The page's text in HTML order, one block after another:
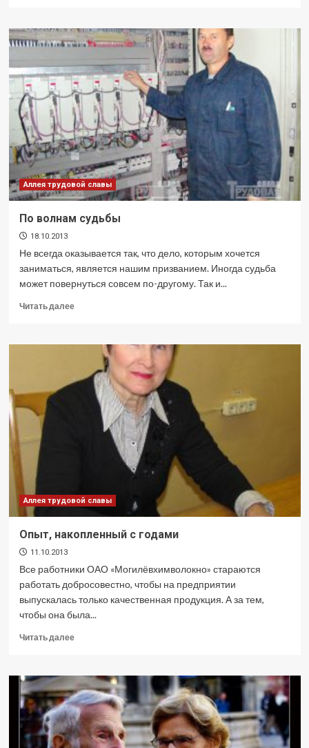
Сила
профсоюза
в
его
коллективе!
Аллея трудовой славы
По волнам судьбы
18.10.2013
Не всегда оказывается так, что дело, которым хочется
заниматься, является нашим призванием. Иногда судьба
может повернуться совсем по-другому. Так и...
Читать далееПрочитать
По
волнам
судьбы
Аллея трудовой славы
Опыт, накопленный с годами
11.10.2013
Все работники ОАО «Могилёвхимволокно» стараются
работать добросовестно, чтобы на предприятии
выпускалась только качественная продукция. А за тем,
чтобы она была...
Читать далееПрочитать
Опыт,
накопленный
с
годами